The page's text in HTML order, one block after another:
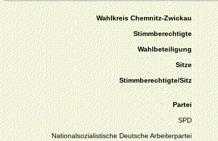
Wahlkreis Chemnitz-Zwickau
Stimmberechtigte
Wahlbeteiligung
Sitze
Stimmberechtigte/Sitz
Partei
SPD
Nationalsozialistische Deutsche Arbeiterpartei